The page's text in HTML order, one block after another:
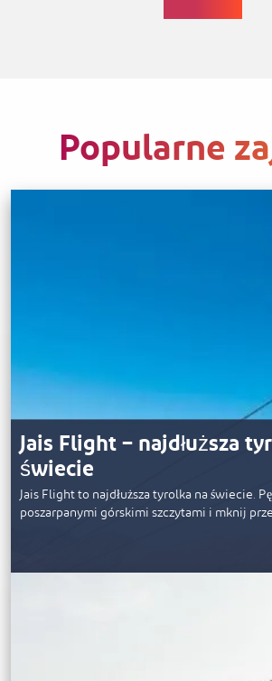
Popularne
Jais Flight – najdłuższa
świecie
Jais Flight to najdłuższa tyrolka na świecie.
poszarpanymi górskimi szczytami i mknij